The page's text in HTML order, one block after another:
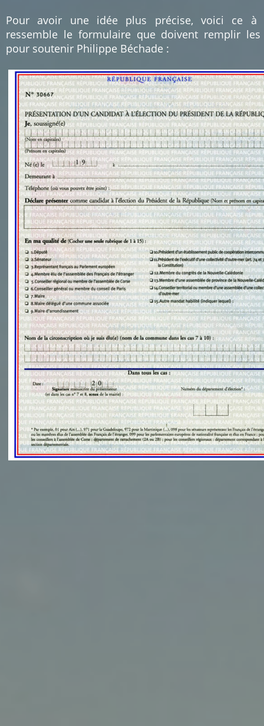
Pour avoir une idée plus précise, voici ce à
ressemble le formulaire que doivent remplir les
pour soutenir Philippe Béchade :